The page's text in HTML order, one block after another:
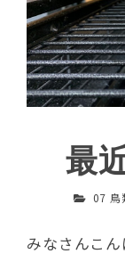
最
07 鳥
みなさんこん